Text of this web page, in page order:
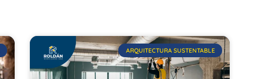
ARQUITECTURA SUSTENTABLE